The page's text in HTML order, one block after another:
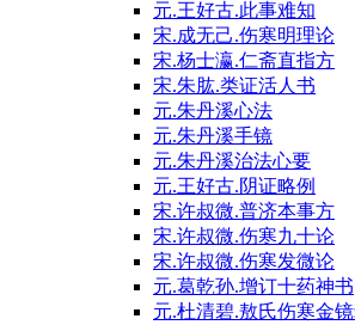
元.王好古.此事难知
宋.成无己.伤寒明理论
宋.杨士瀛.仁斋直指方
宋.朱肱.类证活人书
元.朱丹溪心法
元.朱丹溪手镜
元.朱丹溪治法心要
元.王好古.阴证略例
宋.许叔微.普济本事方
宋.许叔微.伤寒九十论
宋.许叔微.伤寒发微论
元.葛乾孙.增订十药神书
元.杜清碧.敖氏伤寒金